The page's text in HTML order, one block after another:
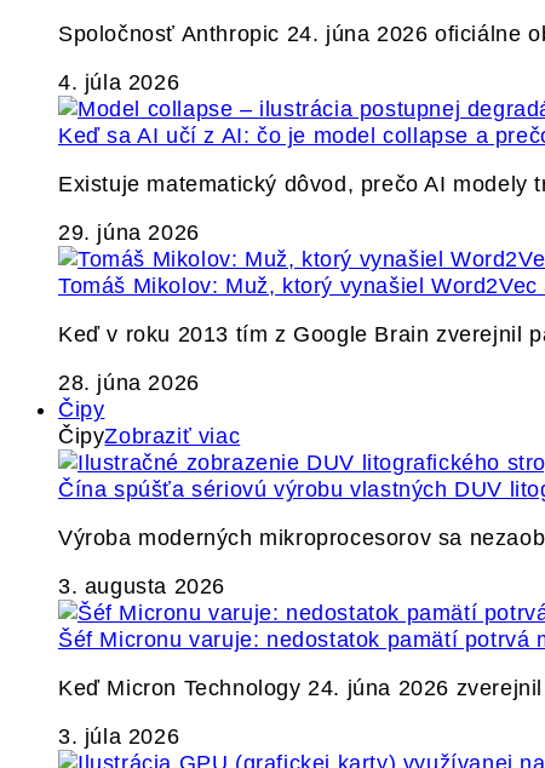
Spoločnosť Anthropic 24. júna 2026 oficiálne
4. júla 2026
Keď sa AI učí z AI: čo je model collapse a
Existuje matematický dôvod, prečo AI
29. júna 2026
Tomáš Mikolov: Muž, ktorý vynašiel
Keď v roku 2013 tím z Google Brain zverejnil
28. júna 2026
Čipy
ČipyZobraziť viac
Čína spúšťa sériovú výrobu vlastných DUV
Výroba moderných mikroprocesorov sa
3. augusta 2026
Šéf Micronu varuje: nedostatok pamätí potrvá
Keď Micron Technology 24. júna 2026
3. júla 2026